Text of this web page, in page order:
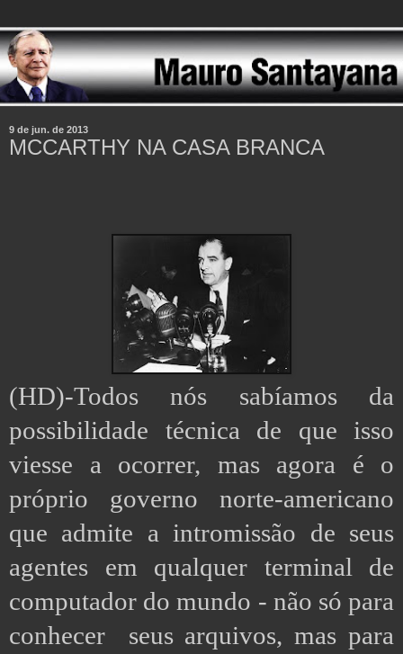
9 de jun. de 2013
MCCARTHY NA CASA BRANCA
(HD)-Todos nós sabíamos da
possibilidade técnica de que isso
viesse a ocorrer, mas agora é o
próprio governo norte-americano
que admite a intromissão de seus
agentes em qualquer terminal de
computador do mundo - não só para
conhecer seus arquivos, mas para